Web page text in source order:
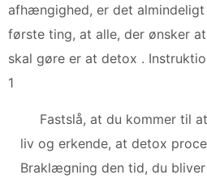
afhængighed, er det
første ting, at alle, der ønsker
skal gøre er at detox .
1
Fastslå, at du kommer til
liv og erkende, at detox
Braklægning den tid, du